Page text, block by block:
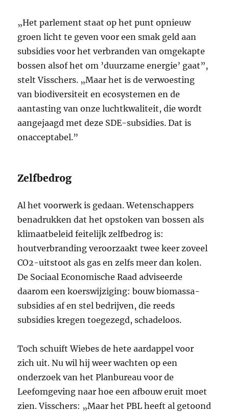
„Het parlement staat op het punt opnieuw
groen licht te geven voor een smak geld aan
subsidies voor het verbranden van omgekapte
bossen alsof het om ’duurzame energie’ gaat”,
stelt Visschers. „Maar het is de verwoesting
van biodiversiteit en ecosystemen en de
aantasting van onze luchtkwaliteit, die wordt
aangejaagd met deze SDE-subsidies. Dat is
onacceptabel.”
Zelfbedrog
Al het voorwerk is gedaan. Wetenschappers
benadrukken dat het opstoken van bossen als
klimaatbeleid feitelijk zelfbedrog is:
houtverbranding veroorzaakt twee keer zoveel
CO2-uitstoot als gas en zelfs meer dan kolen.
De Sociaal Economische Raad adviseerde
daarom een koerswijziging: bouw biomassa-
subsidies af en stel bedrijven, die reeds
subsidies kregen toegezegd, schadeloos.
Toch schuift Wiebes de hete aardappel voor
zich uit. Nu wil hij weer wachten op een
onderzoek van het Planbureau voor de
Leefomgeving naar hoe een afbouw eruit moet
zien. Visschers: „Maar het PBL heeft al getoond